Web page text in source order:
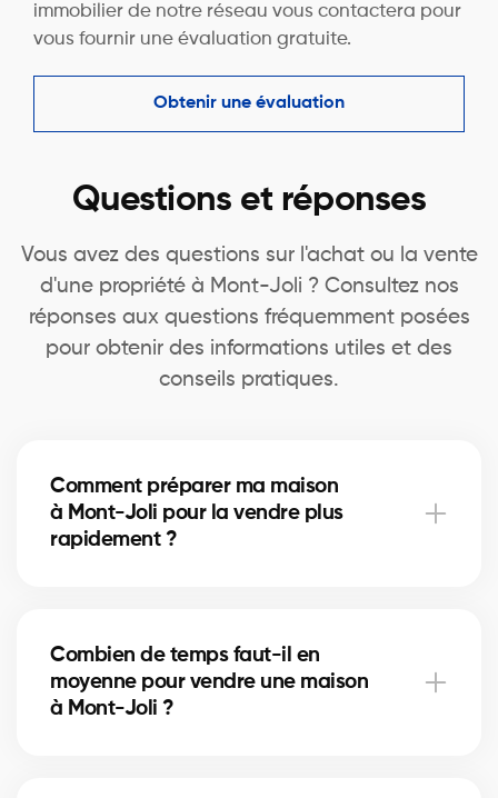
immobilier de notre réseau vous contactera pour
vous fournir une évaluation gratuite.
Obtenir une évaluation
Questions et réponses
Vous avez des questions sur l'achat ou la vente
d'une propriété à Mont-Joli ? Consultez nos
réponses aux questions fréquemment posées
pour obtenir des informations utiles et des
conseils pratiques.
Comment préparer ma maison
à Mont-Joli pour la vendre plus
rapidement ?
accélérer la vente. Nos courtiers à Mont-Joli vous
conseillent sur les améliorations les plus rentables.
Combien de temps faut-il en
moyenne pour vendre une maison
à Mont-Joli ?